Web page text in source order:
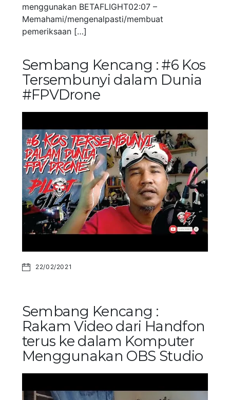
menggunakan BETAFLIGHT02:07 –
Memahami/mengenalpasti/membuat
pemeriksaan […]
Sembang Kencang : #6 Kos
Tersembunyi dalam Dunia
#FPVDrone
22/02/2021
Sembang Kencang :
Rakam Video dari Handfon
terus ke dalam Komputer
Menggunakan OBS Studio